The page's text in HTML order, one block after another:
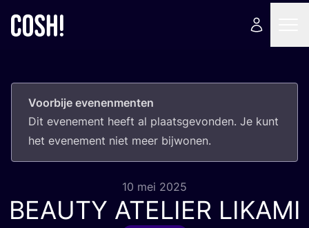
Voorbije evenenmenten
Dit eve­ne­ment heeft al plaats­ge­von­den. Je kunt
het eve­ne­ment niet meer bijwonen.
10 mei 2025
BEAUTY ATELIER LIKAMI